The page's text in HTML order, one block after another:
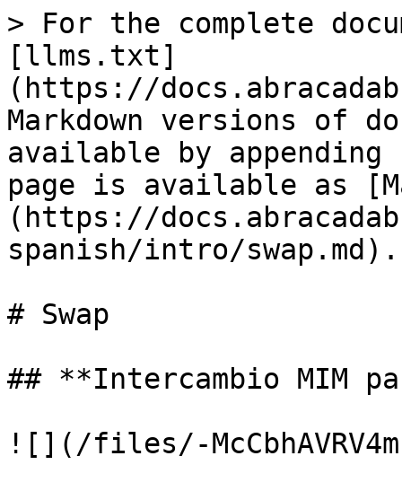
> For the complete
[llms.txt]
(https://
Markdown versions of
available by
page is available as
(https://
spanish/intro/swap.md).
# Swap
## **Intercambio MIM
![](/files/-